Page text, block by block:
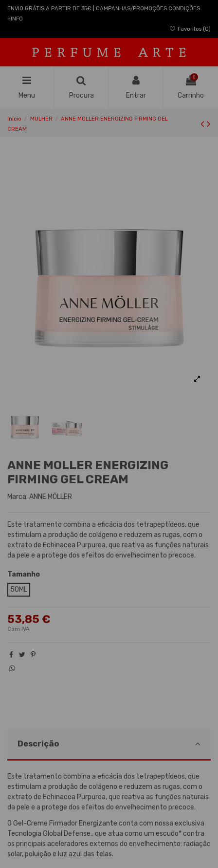
ENVIO GRÁTIS A PARTIR DE 35€ | CAMPANHAS/PROMOÇÕES CONDIÇÕES
+INFO
Favoritos (0)
Menu Procura Entrar
0
Carrinho
Início MULHER
ANNE MOLLER ENERGIZING FIRMING GEL
CREAM
ANNE MOLLER ENERGIZING
FIRMING GEL CREAM
Marca: ANNE MÖLLER
Este tratamento combina a eficácia dos tetrapeptídeos, que
estimulam a produção de colágeno e reduzem as rugas, com o
extrato de Echinacea Purpurea, que reativa as funções naturais
da pele e a protege dos efeitos do envelhecimento precoce.
Tamanho
50ML
53,85 €
Com IVA
Descrição
Este tratamento combina a eficácia dos tetrapeptídeos, que
estimulam a produção de colágeno e reduzem as rugas, com o
extrato de Echinacea Purpurea, que reativa as funções naturais
da pele e a protege dos efeitos do envelhecimento precoce.
O Gel-Creme Firmador Energizante conta com nossa exclusiva
Tecnologia Global Defense., que atua como um escudo* contra
os principais aceleradores externos do envelhecimento: radiação
solar, poluição e luz azul das telas.